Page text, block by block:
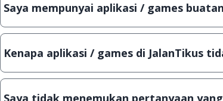
Saya mempunyai aplikasi / games
Tentu saja bisa. Silahkan kirim email ke
Kenapa aplikasi / games di JalanTikus
Demi menjaga kualitas aplikasi dan games
Saya tidak menemukan pertanyaan